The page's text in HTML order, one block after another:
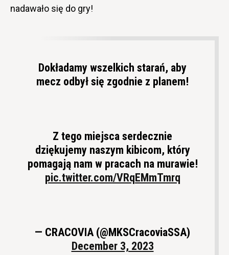
nadawało się do gry!
Dokładamy wszelkich starań, aby
mecz odbył się zgodnie z planem!
Z tego miejsca serdecznie
dziękujemy naszym kibicom, który
pomagają nam w pracach na murawie!
pic.twitter.com/VRqEMmTmrq
— CRACOVIA (@MKSCracoviaSSA)
December 3, 2023